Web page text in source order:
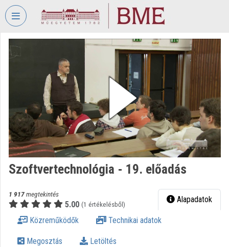
Fejléc kihagyása Menü kihagyása Tartalom kihagyása
BUDAPESTI
GAZDASÁGTUDOMÁNYI
EGYETEM
Intézményi kezdőlap
Kategóriák
Intézményi listák
Szoftvertechnológia - 19. előadás
1 917megtekintés
5.00 (1 értékelésből) Alapadatok
Közreműködők Technikai adatok
Megosztás Letöltés